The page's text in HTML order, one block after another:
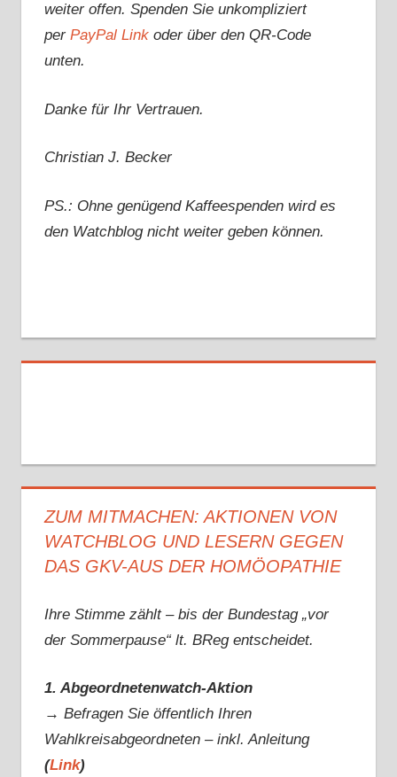
weiter offen. Spenden Sie unkompliziert
per PayPal Linkoder über den QR-Code
unten.
Danke für Ihr Vertrauen.
Christian J. Becker
PS.: Ohne genügend Kaffeespenden wird es
den Watchblog nicht weiter geben können.
ZUM MITMACHEN: AKTIONEN VON
WATCHBLOG UND LESERN GEGEN
DAS GKV-AUS DER HOMÖOPATHIE
Ihre Stimme zählt – bis der Bundestag „vor
der Sommerpause“ lt. BReg entscheidet.
1. Abgeordnetenwatch-Aktion
→ Befragen Sie öffentlich Ihren
Wahlkreisabgeordneten – inkl. Anleitung
(Link)